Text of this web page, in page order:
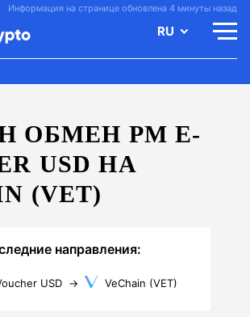
Информация на странице обновлена 4 минуты назад
RU
ОБМЕН PM E-
USD НА
(VET)
направления:
USD → VeChain (VET)